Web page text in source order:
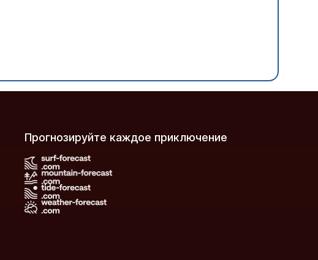
Прогнозируйте каждое приключение